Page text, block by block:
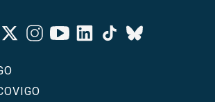
TwitterInstagramYoutubeLinkedinTiktok
Bluesky